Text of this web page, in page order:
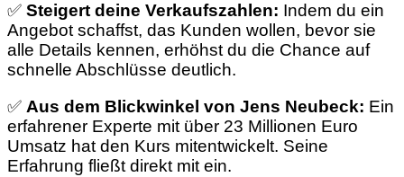
✅ Steigert deine Verkaufszahlen: Indem du ein
Angebot schaffst, das Kunden wollen, bevor sie
alle Details kennen, erhöhst du die Chance auf
schnelle Abschlüsse deutlich.
✅ Aus dem Blickwinkel von Jens Neubeck: Ein
erfahrener Experte mit über 23 Millionen Euro
Umsatz hat den Kurs mitentwickelt. Seine
Erfahrung fließt direkt mit ein.